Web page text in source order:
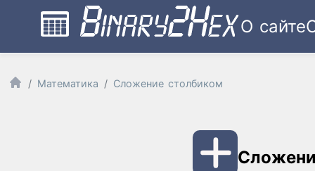
О сайте
Математика Сложение столбиком